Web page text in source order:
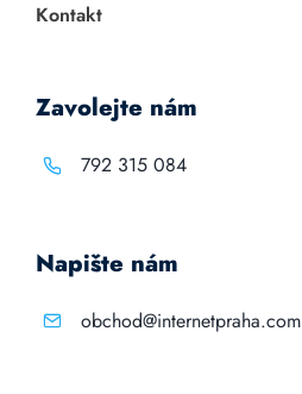
Kontakt
Zavolejte nám
792 315 084
Napište nám
obchod@internetpraha.com